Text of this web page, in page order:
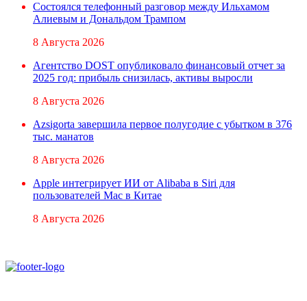
Состоялся телефонный разговор между Ильхамом
Алиевым и Дональдом Трампом
8 Августа 2026
Агентство DOST опубликовало финансовый отчет за
2025 год: прибыль снизилась, активы выросли
8 Августа 2026
Azsigorta завершила первое полугодие с убытком в 376
тыс. манатов
8 Августа 2026
Apple интегрирует ИИ от Alibaba в Siri для
пользователей Mac в Китае
8 Августа 2026